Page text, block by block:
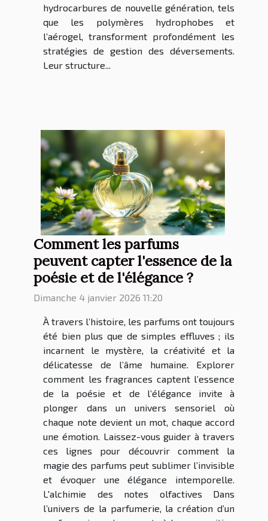
hydrocarbures de nouvelle génération, tels
que les polymères hydrophobes et
l’aérogel, transforment profondément les
stratégies de gestion des déversements.
Leur structure...
Comment les parfums
peuvent capter l'essence de la
poésie et de l'élégance ?
Dimanche 4 janvier 2026 11:20
À travers l’histoire, les parfums ont toujours
été bien plus que de simples effluves ; ils
incarnent le mystère, la créativité et la
délicatesse de l’âme humaine. Explorer
comment les fragrances captent l’essence
de la poésie et de l’élégance invite à
plonger dans un univers sensoriel où
chaque note devient un mot, chaque accord
une émotion. Laissez-vous guider à travers
ces lignes pour découvrir comment la
magie des parfums peut sublimer l’invisible
et évoquer une élégance intemporelle.
L'alchimie des notes olfactives Dans
l’univers de la parfumerie, la création d’un